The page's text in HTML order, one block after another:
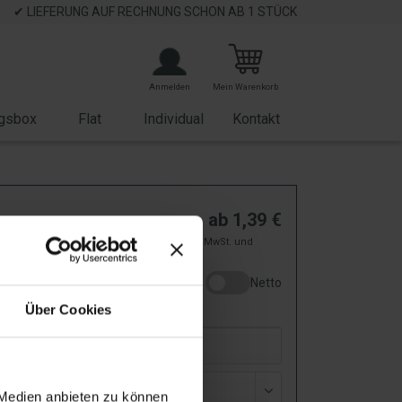
Über Cookies
anbieten zu können
✔ LIEFERUNG AUF RECHNUNG SCHON AB 1 STÜCK
Anmelden Mein Warenkorb
Flat Individual Kontakt
ab 1,39€
zzgl. 19% MwSt. und
Versand
Netto